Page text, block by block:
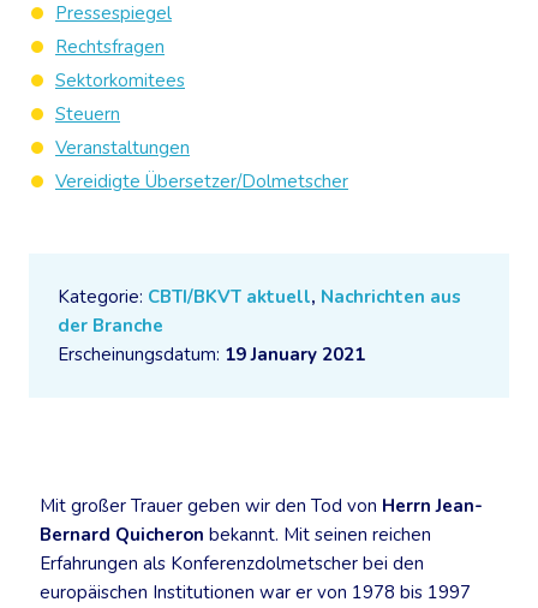
Kategorie: CBTI/BKVT aktuell, Nachrichten aus
der Branche
Erscheinungsdatum: 19 January 2021
Mit großer Trauer geben wir den Tod von Herrn Jean-
Bernard Quicheron bekannt. Mit seinen reichen
Erfahrungen als Konferenzdolmetscher bei den
europäischen Institutionen war er von 1978 bis 1997
Pressespiegel
Rechtsfragen
Sektorkomitees
Steuern
Veranstaltungen
Vereidigte Übersetzer/Dolmetscher